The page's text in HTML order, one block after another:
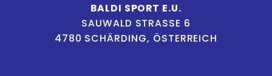
BALDI SPORT E.U.
SAUWALD STRASSE 6
4780 SCHÄRDING, ÖSTERREICH